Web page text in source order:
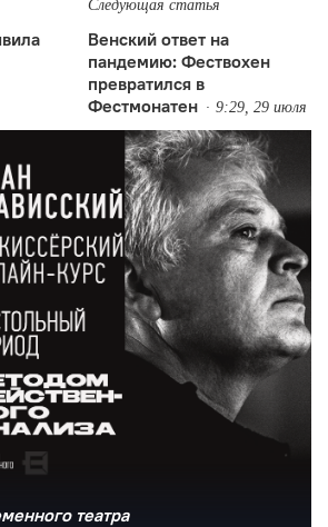
Следующая статья
Венский ответ на
пандемию: Фествохен
превратился в
Фестмонатен
9:29, 29 июля
театра